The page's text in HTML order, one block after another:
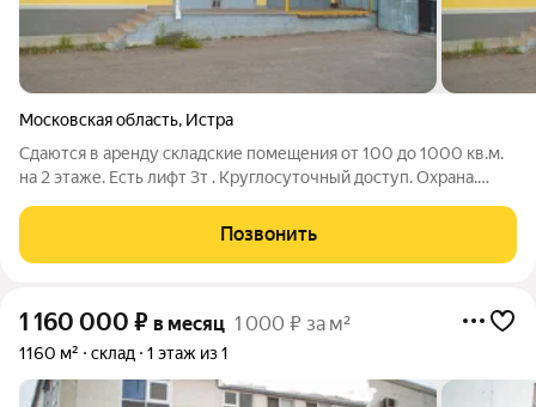
Московская область, Истра
Сдаются в аренду складские помещения от 100 до 1000 кв.м.
на 2 этаже. Есть лифт 3т . Круглосуточный доступ. Охрана.
маркетплэйс. Рядом распределительный центр ОЗОНа.
Позвонить
1 160 000 ₽ в месяц 1 000 ₽ за м²
1160 м² склад 1 этаж из 1